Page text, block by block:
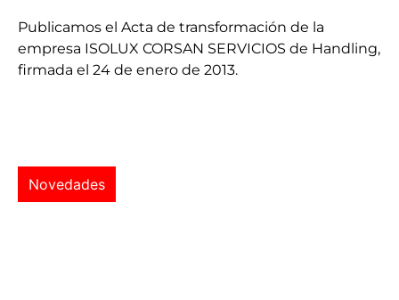
Publicamos el Acta de transformación de la
empresa ISOLUX CORSAN SERVICIOS de Handling,
firmada el 24 de enero de 2013.
Novedades